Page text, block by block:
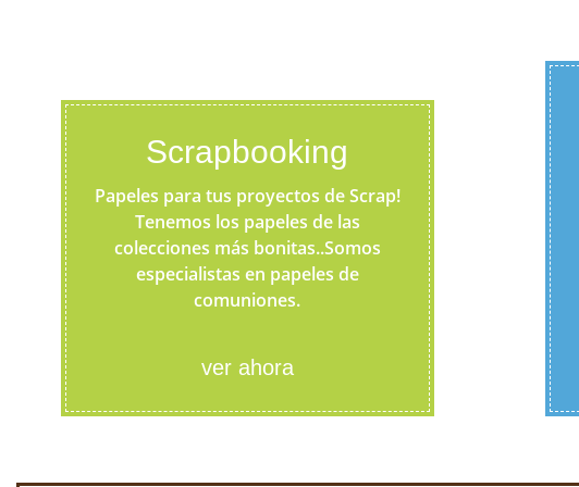
Scrapbooking
Papeles para tus proyectos de Scrap!
Tenemos los papeles de las
colecciones más bonitas..Somos
especialistas en papeles de
comuniones.
ver ahora